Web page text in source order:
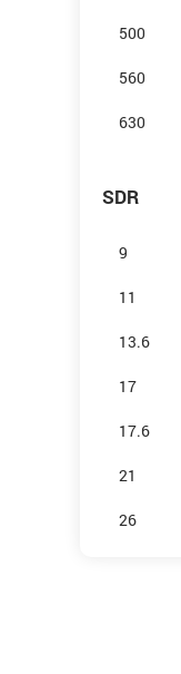
500
560
630
SDR
9
11
13.6
17
17.6
21
26